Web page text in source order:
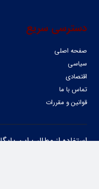
دسترسی سریع
صفحه اصلی
سیاسی
اقتصادی
تماس با ما
قوانین و مقررات
استفاده از مطالب این